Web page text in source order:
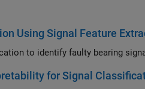
Using Signal Feature
Use signal feature extraction objects
for Signal